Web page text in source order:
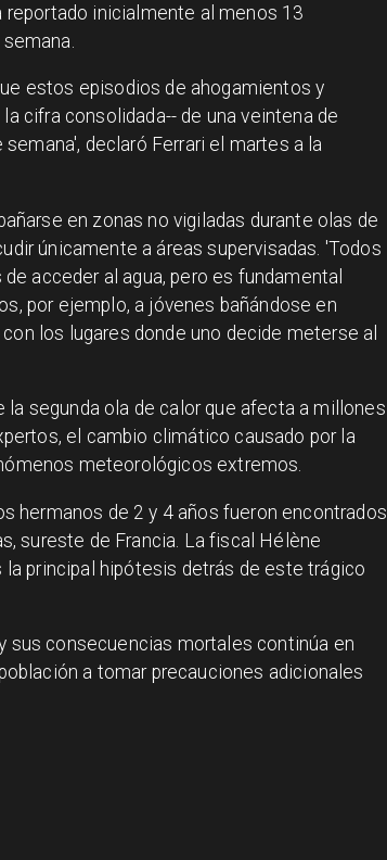
reportado inicialmente al menos 13
estos episodios de ahogamientos y
cifra consolidada-- de una veintena de
declaró Ferrari el martes a la
en zonas no vigiladas durante olas de
únicamente a áreas supervisadas. 'Todos
acceder al agua, pero es fundamental
por ejemplo, a jóvenes bañándose en
los lugares donde uno decide meterse al
segunda ola de calor que afecta a millones
el cambio climático causado por la
meteorológicos extremos.
hermanos de 2 y 4 años fueron encontrados
sureste de Francia. La fiscal Hélène
la principal hipótesis detrás de este trágico
sus consecuencias mortales continúa en
a tomar precauciones adicionales